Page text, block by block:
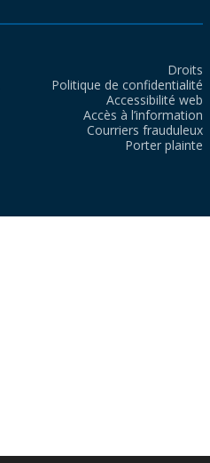
Droits
Politique de confidentialité
Accessibilité web
Accès à l’information
Courriers frauduleux
Porter plainte